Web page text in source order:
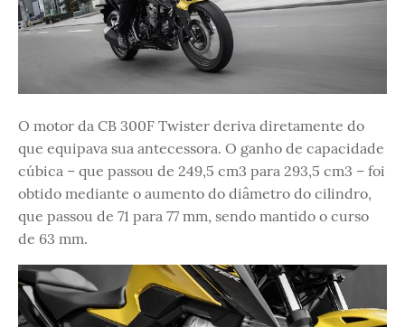
O motor da CB 300F Twister deriva diretamente do
que equipava sua antecessora. O ganho de capacidade
cúbica – que passou de 249,5 cm3 para 293,5 cm3 – foi
obtido mediante o aumento do diâmetro do cilindro,
que passou de 71 para 77 mm, sendo mantido o curso
de 63 mm.